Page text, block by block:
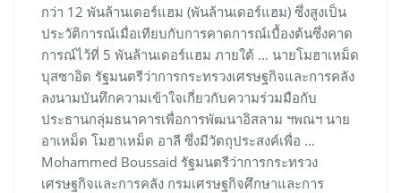
กว่า 12 พันล้านเดอร์แฮม (พันล้านเดอร์แฮม) ซึ่งสูงเป็น
ประวัติการณ์เมื่อเทียบกับการคาดการณ์เบื้องต้นซึ่งคาด
การณ์ไว้ที่ 5 พันล้านเดอร์แฮม ภายใต้ … นายโมฮาเหม็ด
บุสซาอิด รัฐมนตรีว่าการกระทรวงเศรษฐกิจและการคลัง
ลงนามบันทึกความเข้าใจเกี่ยวกับความร่วมมือกับ
ประธานกลุ่มธนาคารเพื่อการพัฒนาอิสลาม ฯพณฯ นาย
อาเหม็ด โมฮาเหม็ด อาลี ซึ่งมีวัตถุประสงค์เพื่อ …
Mohammed Boussaid รัฐมนตรีว่าการกระทรวง
เศรษฐกิจและการคลัง กรมเศรษฐกิจศึกษาและการ